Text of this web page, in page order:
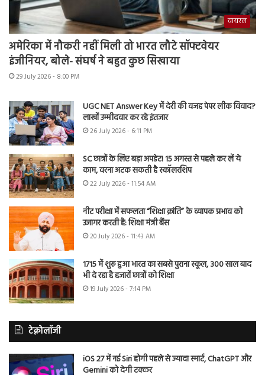
वायरल
अमेरिका में नौकरी नहीं मिली तो भारत लौटे सॉफ्टवेयर
इंजीनियर, बोले- संघर्ष ने बहुत कुछ सिखाया
29 July 2026 - 8:00 PM
UGC NET Answer Key में देरी की वजह पेपर लीक विवाद?
लाखों उम्मीदवार कर रहे इंतजार
26 July 2026 - 6:11 PM
SC छात्रों के लिए बड़ा अपडेट! 15 अगस्त से पहले कर लें ये
काम, वरना अटक सकती है स्कॉलरशिप
22 July 2026 - 11:54 AM
नीट परीक्षा में सफलता “शिक्षा क्रांति” के व्यापक प्रभाव को
उजागर करती है: शिक्षा मंत्री बैंस
20 July 2026 - 11:43 AM
1715 में शुरू हुआ भारत का सबसे पुराना स्कूल, 300 साल बाद
भी दे रहा है हजारों छात्रों को शिक्षा
19 July 2026 - 7:14 PM
टेक्नोलॉजी
iOS 27 में नई Siri होगी पहले से ज्यादा स्मार्ट, ChatGPT और
Gemini को देगी टक्कर